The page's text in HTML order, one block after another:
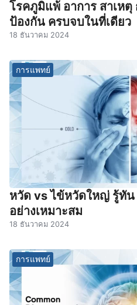
โรคภูมิแพ้ อาการ สาเหตุ
ป้องกัน ครบจบในที่เดียว
18 ธันวาคม 2024
การแพทย์
หวัด vs ไข้หวัดใหญ่ รู้ทั
อย่างเหมาะสม
18 ธันวาคม 2024
การแพทย์